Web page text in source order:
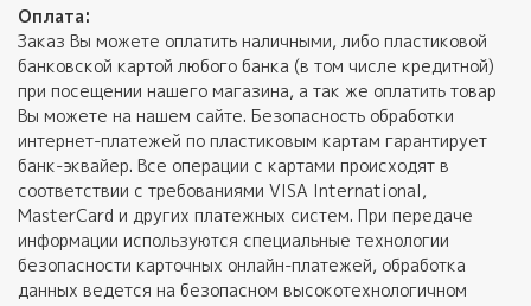
Оплата:
Заказ Вы можете оплатить наличными, либо пластиковой
банковской картой любого банка (в том числе кредитной)
при посещении нашего магазина, а так же оплатить товар
Вы можете на нашем сайте. Безопасность обработки
интернет-платежей по пластиковым картам гарантирует
банк-эквайер. Все операции с картами происходят в
соответствии с требованиями VISA International,
MasterCard и других платежных систем. При передаче
информации используются специальные технологии
безопасности карточных онлайн-платежей, обработка
данных ведется на безопасном высокотехнологичном